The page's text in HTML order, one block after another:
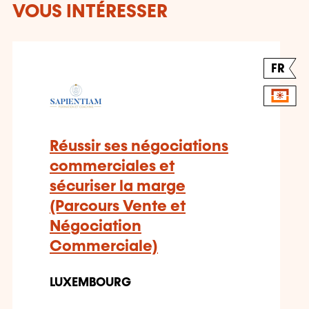
VOUS INTÉRESSER
FR
Réussir ses négociations
commerciales et
sécuriser la marge
(Parcours Vente et
Négociation
Commerciale)
LUXEMBOURG